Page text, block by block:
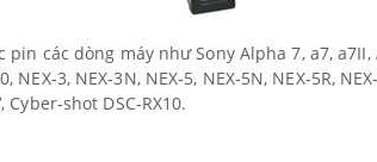
pin các dòng máy nhưSony Alpha 7, a7,
NEX‐3, NEX‐3N, NEX‐5, NEX‐5N, NEX‐5R, NEX‐
Cyber‐shot DSC‐RX10.